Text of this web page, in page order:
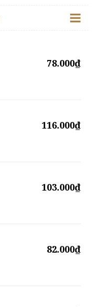
78.000₫
116.000₫
103.000₫
82.000₫